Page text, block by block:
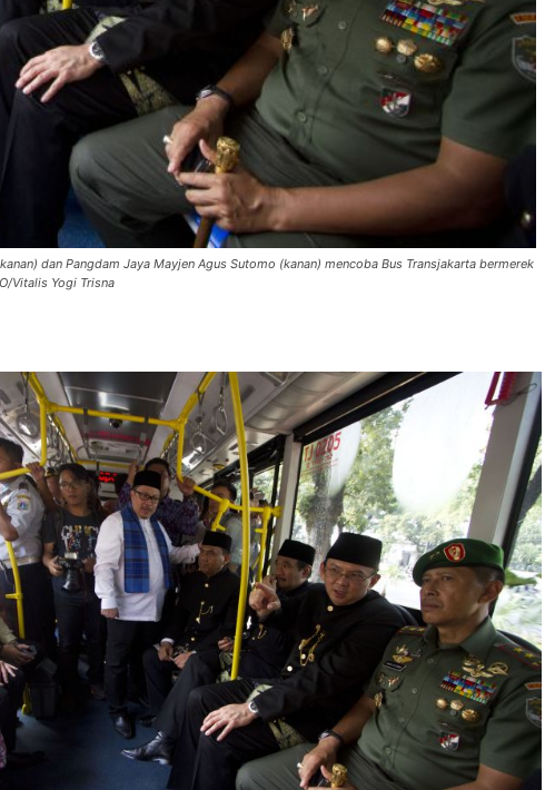
dan Pangdam Jaya Mayjen Agus Sutomo (kanan) mencoba Bus Transjakarta bermerek
Vitalis Yogi Trisna